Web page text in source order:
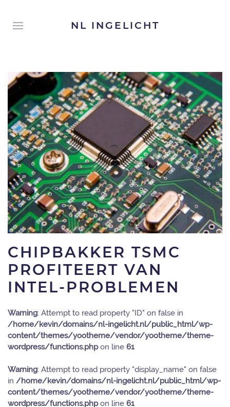
NL INGELICHT
CHIPBAKKER TSMC
PROFITEERT VAN
INTEL-PROBLEMEN
Warning: Attempt to read property "ID" on false in
/home/kevin/domains/nl-ingelicht.nl/public_html/wp-
content/themes/yootheme/vendor/yootheme/theme-
wordpress/functions.phpon line 61
Warning: Attempt to read property "display_name" on false
in /home/kevin/domains/nl-ingelicht.nl/public_html/wp-
content/themes/yootheme/vendor/yootheme/theme-
wordpress/functions.phpon line 61